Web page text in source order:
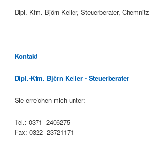
Dipl.-Kfm. Björn Keller, Steuerberater, Chemnitz
Kontakt
Dipl.-Kfm. Björn Keller - Steuerberater
Sie erreichen mich unter:
Tel.: 0371 2406275
Fax: 0322 23721171